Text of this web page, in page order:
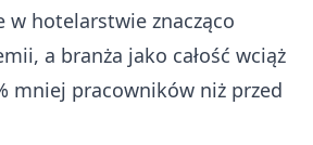
w hotelarstwie znacząco
a branża jako całość wciąż
mniej pracowników niż przed